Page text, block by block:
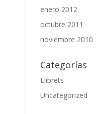
enero 2012
octubre 2011
noviembre 2010
Categorías
Llibrets
Uncategorized